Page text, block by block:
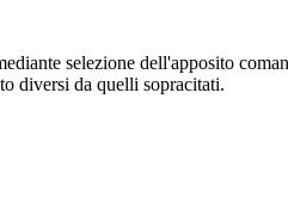
selezione dell'apposito
diversi da quelli sopracitati.